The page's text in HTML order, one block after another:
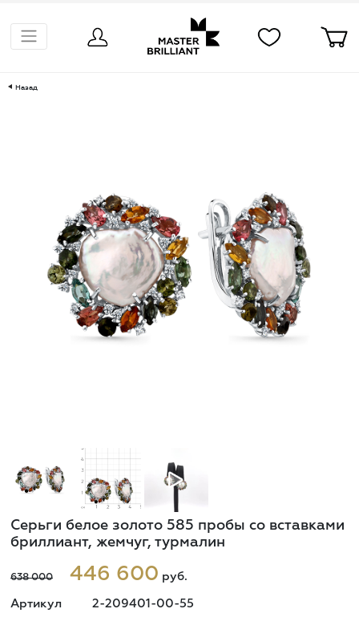
Назад
Серьги белое золото 585 пробы со вставками
бриллиант, жемчуг, турмалин
638 000 446 600 руб.
Артикул 2-209401-00-55